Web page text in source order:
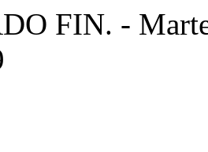
FIN. -